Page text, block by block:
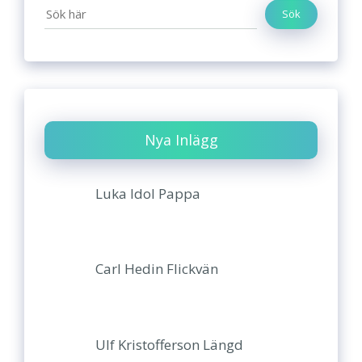
Sök
Nya Inlägg
Luka Idol Pappa
Carl Hedin Flickvän
Ulf Kristofferson Längd